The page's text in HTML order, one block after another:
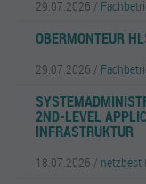
29.07.2026 /
OBERMONTEUR
29.07.2026 /
2ND-LEVEL
INFRASTRUKTUR
18.07.2026 / netzbest